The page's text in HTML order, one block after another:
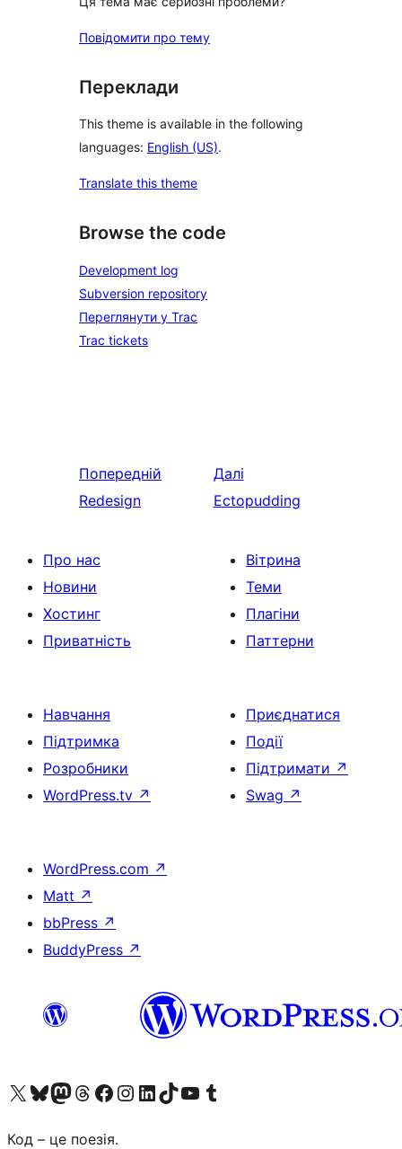
Повідомити про тему
Переклади
This theme is available in the following
languages: English (US).
Translate this theme
Browse the code
Development log
Subversion repository
Переглянути у Trac
Trac tickets
Попередній
Redesign
Далі
Ectopudding
Про нас
Новини
Хостинг
Приватність
Вітрина
Теми
Плагіни
Паттерни
Навчання
Підтримка
Розробники
WordPress.tv ↗
Приєднатися
Події
Підтримати ↗
Swag ↗
WordPress.com ↗
Matt ↗
bbPress ↗
BuddyPress ↗
Visit our X (formerly Twitter) account
Visit our Bluesky account
Завітайте до нашої стрічки в Mastodon
Visit our Threads account
Завітайте на нашу сторінку в Facebook
Visit our Instagram account
Visit our LinkedIn account
Visit our TikTok account
Visit our YouTube channel
Visit our Tumblr account
Код – це поезія.